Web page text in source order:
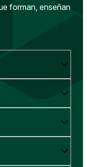
forman, enseñan